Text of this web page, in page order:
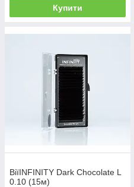
Купити
ВіїINFINITY Dark Chocolate L
0.10 (15м)